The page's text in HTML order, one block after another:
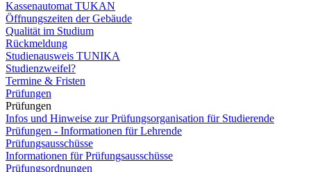
Kassenautomat TUKAN
Öffnungszeiten der Gebäude
Qualität im Studium
Rückmeldung
Studienausweis TUNIKA
Studienzweifel?
Termine & Fristen
Prüfungen
Prüfungen
Infos und Hinweise zur Prüfungsorganisation für Studierende
Prüfungen - Informationen für Lehrende
Prüfungsausschüsse
Informationen für Prüfungsausschüsse
Prüfungsordnungen